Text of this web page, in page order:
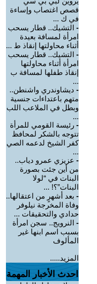
قصص اغتصاب وإساءة
في ك ...
- التشيك.. قطار يسحب
امرأة لمسافة بعيدة
أثناء محاولتها إنقاذ ط ...
- التشيك.. قطار يسحب
امرأة أثناء محاولتها
إنقاذ طفلها لمسافة ب
...
- ديشاوندري واشنطن..
متهم باعتداءات جنسية
وبطل في الملاعب اللب
...
- رئيسة القومي للمرأة
تتوجه بالشكر لمحافظ
كفر الشيخ لدعمه الصي
...
- عزيزي عمرو دياب..
من أين جئت بصورة
البنات في “لولا
البنات”؟! ...
- بعد أشهرٍ من اعتقالها..
وفاة المخرجة نيلوفر
حدادي والتحقيقات ...
- النرويج.. سجن امرأة
بسبب اسم ابنها غير
المألوف
المزيد.....
احدث الأخبار المهمة